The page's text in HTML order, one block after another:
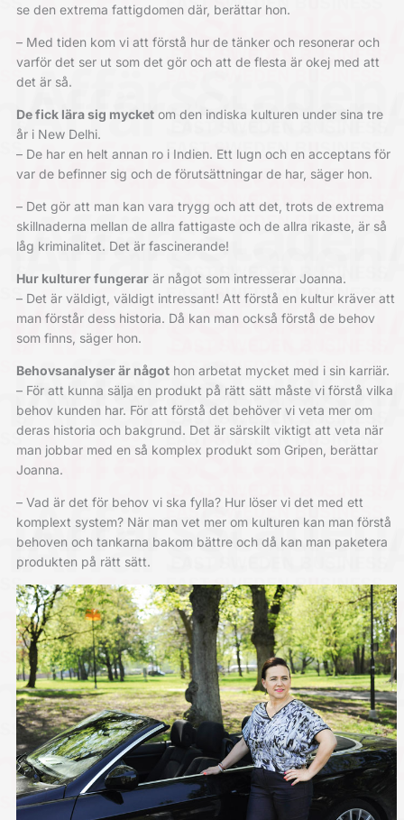
se den extrema fattigdomen där, berättar hon.
– Med tiden kom vi att förstå hur de tänker och resonerar och
varför det ser ut som det gör och att de flesta är okej med att
det är så.
De fick lära sig mycketom den indiska kulturen under sina tre
år i New Delhi.
– De har en helt annan ro i Indien. Ett lugn och en acceptans för
var de befinner sig och de förutsättningar de har, säger hon.
– Det gör att man kan vara trygg och att det, trots de extrema
skillnaderna mellan de allra fattigaste och de allra rikaste, är så
låg kriminalitet. Det är fascinerande!
Hur kulturer fungerarär något som intresserar Joanna.
– Det är väldigt, väldigt intressant! Att förstå en kultur kräver att
man förstår dess historia. Då kan man också förstå de behov
som finns, säger hon.
Behovsanalyser är någothon arbetat mycket med i sin karriär.
– För att kunna sälja en produkt på rätt sätt måste vi förstå vilka
behov kunden har. För att förstå det behöver vi veta mer om
deras historia och bakgrund. Det är särskilt viktigt att veta när
man jobbar med en så komplex produkt som Gripen, berättar
Joanna.
– Vad är det för behov vi ska fylla? Hur löser vi det med ett
komplext system? När man vet mer om kulturen kan man förstå
behoven och tankarna bakom bättre och då kan man paketera
produkten på rätt sätt.